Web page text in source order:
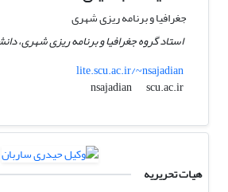
جغرافیا و برنامه ریزی شهری
استاد گروه جغرافیا و برنامه ریزی شهری،
lite.scu.ac.ir/~nsajadian
nsajadian
scu.ac.ir
هیات تحریریه